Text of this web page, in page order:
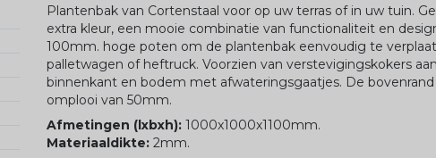
Plantenbak van Cortenstaal voor op uw terras of in uw tuin.
extra kleur, een mooie combinatie van functionaliteit en
100mm. hoge poten om de plantenbak eenvoudig te
palletwagen of heftruck. Voorzien van verstevigingskokers
binnenkant en bodem met afwateringsgaatjes. De
omplooi van 50mm.
Afmetingen (lxbxh): 1000x1000x1100mm.
Materiaaldikte: 2mm.